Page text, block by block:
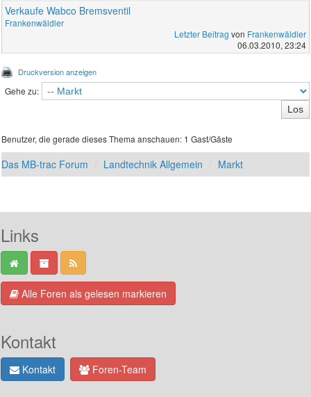
Verkaufe Wabco Bremsventil
Frankenwäldler
Letzter Beitrag von Frankenwäldler
06.03.2010, 23:24
Druckversion anzeigen
Gehe zu:
Benutzer, die gerade dieses Thema anschauen: 1 Gast/Gäste
Das MB-trac Forum Landtechnik Allgemein Markt
Links
Alle Foren als gelesen markieren
Kontakt
Kontakt Foren-Team